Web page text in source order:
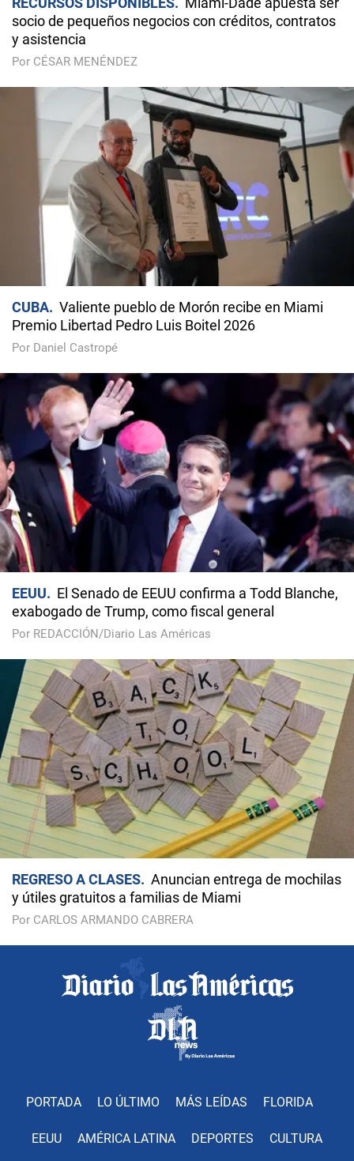
socio de pequeños negocios con créditos, contratos
y asistencia
Por CÉSAR MENÉNDEZ
CUBA
Valiente pueblo de Morón recibe en Miami
Premio Libertad Pedro Luis Boitel 2026
Por Daniel Castropé
EEUU
El Senado de EEUU confirma a Todd Blanche,
exabogado de Trump, como fiscal general
Por REDACCIÓN/Diario Las Américas
REGRESO A CLASES
Anuncian entrega de mochilas
y útiles gratuitos a familias de Miami
Por CARLOS ARMANDO CABRERA
PORTADA LO ÚLTIMO MÁS LEÍDAS FLORIDA
EEUU AMÉRICA LATINA DEPORTES CULTURA